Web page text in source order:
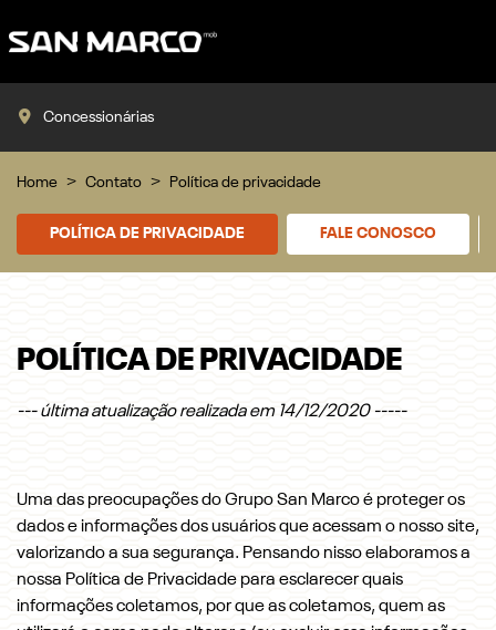
Concessionárias
Home Contato Política de privacidade
FALE CONOSCO
POLÍTICA DE PRIVACIDADE
POLÍTICA DE PRIVACIDADE
--- última atualização realizada em 14/12/2020 -----
Uma das preocupações do Grupo San Marco é proteger os
dados e informações dos usuários que acessam o nosso site,
valorizando a sua segurança. Pensando nisso elaboramos a
nossa Política de Privacidade para esclarecer quais
informações coletamos, por que as coletamos, quem as